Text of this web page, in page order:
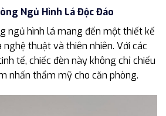
Ngủ Hình Lá Độc Đáo
ngủ hình lá mang đến một thiết kế
nghệ thuật và thiên nhiên. Với các
tế, chiếc đèn này không chỉ chiếu
nhấn thẩm mỹ cho căn phòng.